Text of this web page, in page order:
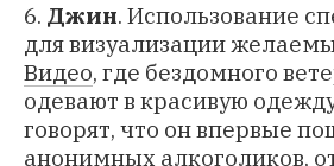
6. Джин. Использование
для визуализации
Видео, где бездомного
одевают в красивую
говорят, что он впервые
анонимных алкоголиков,